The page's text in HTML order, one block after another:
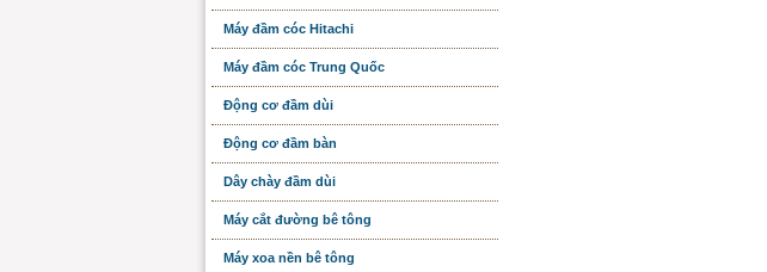
Máy đầm cóc Hitachi
Máy đầm cóc Trung Quốc
Động cơ đầm dùi
Động cơ đầm bàn
Dây chày đầm dùi
Máy cắt đường bê tông
Máy xoa nền bê tông